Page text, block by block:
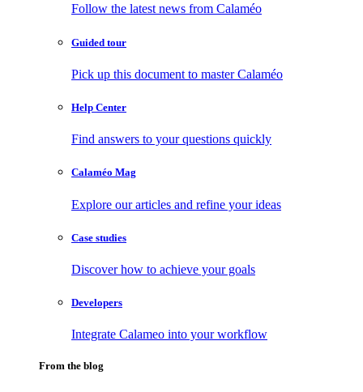
Follow the latest news from Calaméo
Guided tour
Pick up this document to master Calaméo
Help Center
Find answers to your questions quickly
Calaméo Mag
Explore our articles and refine your ideas
Case studies
Discover how to achieve your goals
Developers
Integrate Calameo into your workflow
From the blog